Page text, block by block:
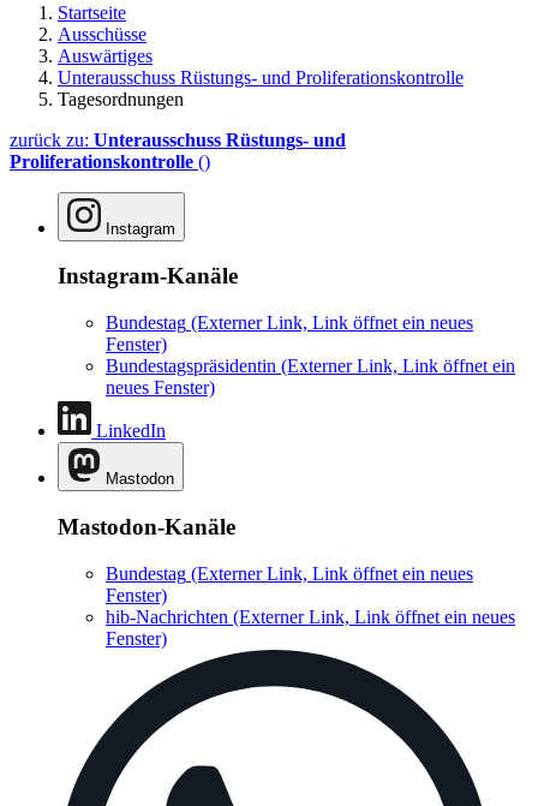
Startseite
Ausschüsse
Auswärtiges
Unterausschuss Rüstungs- und Proliferationskontrolle
Tagesordnungen
zurück zu: Unterausschuss Rüstungs- und
Proliferationskontrolle ()
Instagram
Instagram-Kanäle
Bundestag (Externer Link, Link öffnet ein neues
Fenster)
Bundestagspräsidentin (Externer Link, Link öffnet ein
neues Fenster)
LinkedIn
Mastodon
Mastodon-Kanäle
Bundestag (Externer Link, Link öffnet ein neues
Fenster)
hib-Nachrichten (Externer Link, Link öffnet ein neues
Fenster)